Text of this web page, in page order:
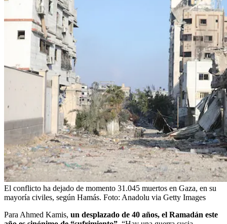
El conflicto ha dejado de momento 31.045 muertos en Gaza, en su
mayoría civiles, según Hamás. Foto: Anadolu via Getty Images
Para Ahmed Kamis, un desplazado de 40 años, el Ramadán este